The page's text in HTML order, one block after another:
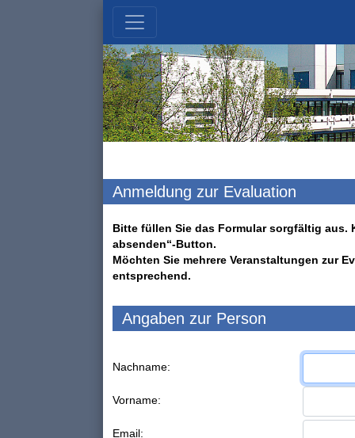
Anmeldung zur Evaluation
Bitte füllen Sie das Formular sorgfältig aus.
absenden“-Button.
Möchten Sie mehrere Veranstaltungen zur
entsprechend.
Angaben zur Person
Nachname:
Vorname:
Email: